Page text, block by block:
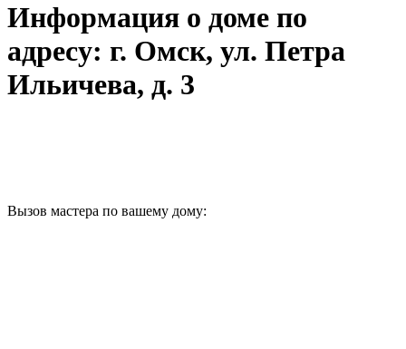
Информация о доме по
адресу: г. Омск, ул. Петра
Ильичева, д. 3
Вызов мастера по вашему дому: